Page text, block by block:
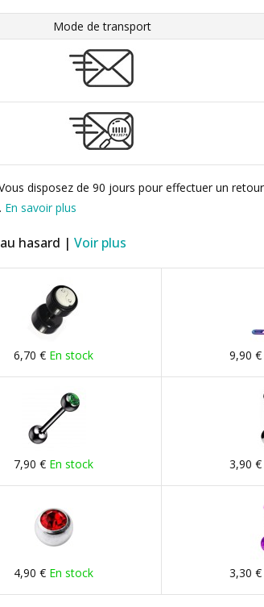
Mode de transport
disposez de 90 jours pour effectuer un
En savoir plus
hasard | Voir plus
6,70 € En stock 9,90 €
7,90 € En stock 3,90 €
4,90 € En stock 3,30 €